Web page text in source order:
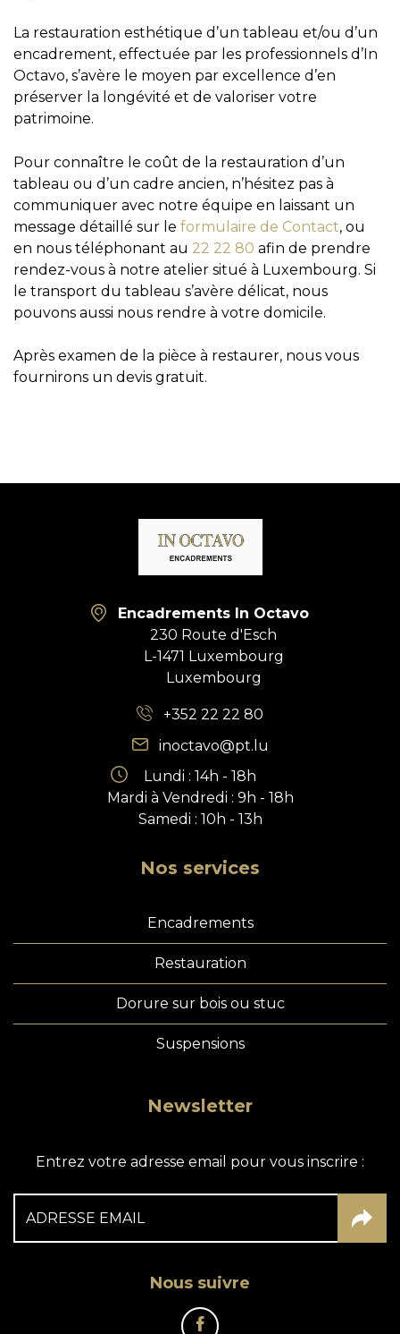
​​​​​​​La restauration esthétique d’un tableau et/ou d’un
encadrement, effectuée par les professionnels d’In
Octavo, s’avère le moyen par excellence d’en
préserver la longévité et de valoriser votre
patrimoine.
Pour connaître le coût de la restauration d’un
tableau ou d’un cadre ancien, n’hésitez pas à
communiquer avec notre équipe en laissant un
message détaillé sur le formulaire de Contact, ou
en nous téléphonant au 22 22 80 afin de prendre
rendez-vous à notre atelier situé à Luxembourg. Si
le transport du tableau s’avère délicat, nous
pouvons aussi nous rendre à votre domicile.
​​​​​​​Après examen de la pièce à restaurer, nous vous
fournirons un devis gratuit.
Encadrements In Octavo
230 Route d'Esch
L-1471 Luxembourg
Luxembourg
+352 22 22 80
inoctavo@pt.lu
Lundi : 14h - 18h
Mardi à Vendredi : 9h - 18h
Samedi : 10h - 13h
Nos services
Encadrements
Restauration
Dorure sur bois ou stuc
Suspensions
Newsletter
Entrez votre adresse email pour vous inscrire :
Nous suivre